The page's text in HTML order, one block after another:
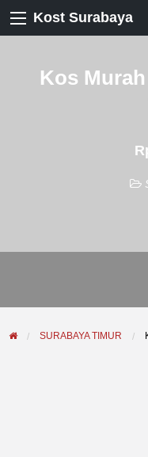
Kost Surabaya
Kos
SURABAYA TIMUR